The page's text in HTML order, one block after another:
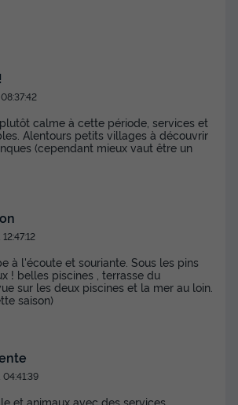
calme à cette période, services et
Alentours petits villages à découvrir
(cependant mieux vaut être un
à l'écoute et souriante. Sous les pins
! belles piscines , terrasse du
sur les deux piscines et la mer au loin.
saison)
et animaux avec des services